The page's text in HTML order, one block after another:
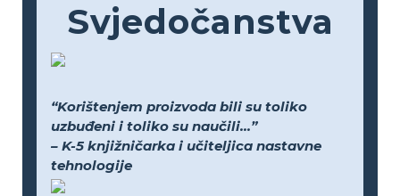
Svjedočanstva
“Korištenjem proizvoda bili su toliko
uzbuđeni i toliko su naučili...”
– K-5 knjižničarka i učiteljica nastavne
tehnologije